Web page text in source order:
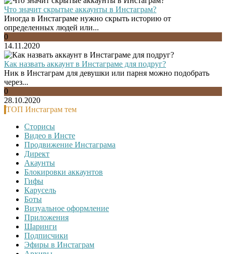
Что значит скрытые аккаунты в Инстаграм?
Иногда в Инстаграме нужно скрыть историю от
определенных людей или...
0
14.11.2020
Как назвать аккаунт в Инстаграме для подруг?
Ник в Инстаграм для девушки или парня можно подобрать
через...
0
28.10.2020
ТОП Инстаграм тем
Сторисы
Видео в Инсте
Продвижение Инстаграма
Директ
Акаунты
Блокировки аккаунтов
Гифы
Карусель
Боты
Визуальное оформление
Приложения
Шаринги
Подписчики
Эфиры в Инстаграм